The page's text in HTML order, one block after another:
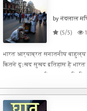
by नंदलाल
(5/5)
भारत आर्याब्रत सनातनीय
कितने दुःखद सुखद इतिहास है
दर्शक रहा सनातनी समाज अति
वास्कोडिगामा के भारत आने के
दोनों कि परिणीति भारत कि